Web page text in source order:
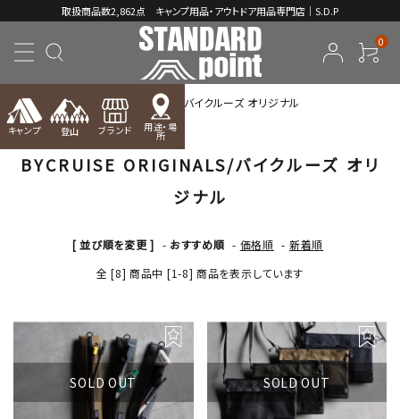
取扱商品数2,862点 キャンプ用品・アウトドア用品専門店｜S.D.P
0
キャンプ 登山 ブランド 用途・場
所
ACCOUNT MENU
INFORMATION
TOP BYCRUISE ORIGINALS/バイクルーズ オリジナル
BYCRUISE ORIGINALS/バイクルーズ オリ
ジナル
[ 並び順を変更 ] - おすすめ順 - 価格順 - 新着順
全 [8] 商品中 [1-8] 商品を表示しています
SOLD OUT SOLD OUT